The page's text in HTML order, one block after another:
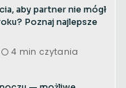
aby partner nie mógł
Poznaj najlepsze
4 min czytania